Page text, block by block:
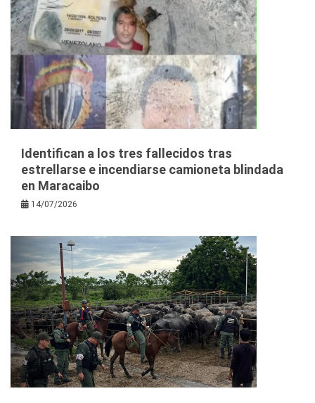
Identifican a los tres fallecidos tras
estrellarse e incendiarse camioneta blindada
en Maracaibo
14/07/2026